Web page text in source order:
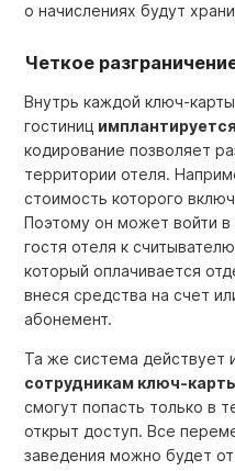
о начислениях будут
Четкое
Внутрь каждой ключ-
гостиниц
кодирование позволяет
территории отеля.
стоимость которого
Поэтому он может войти
гостя отеля к
который оплачивается
внеся средства на счет
абонемент.
Та же система действует
сотрудникам ключ-
смогут попасть только в
открыт доступ. Все
заведения можно будет